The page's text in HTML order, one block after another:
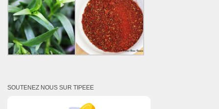
SOUTENEZ NOUS SUR TIPEEE